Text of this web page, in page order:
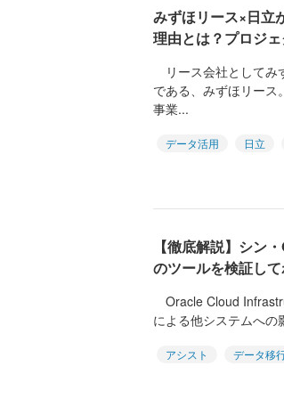
みずほリース×日立
理由とは？プロジ
リース会社としてみ
である、みずほリース
事業...
データ活用 日立
【徹底解説】シン
のツールを検証し
Oracle Cloud
による他システムへの
アシスト データ移